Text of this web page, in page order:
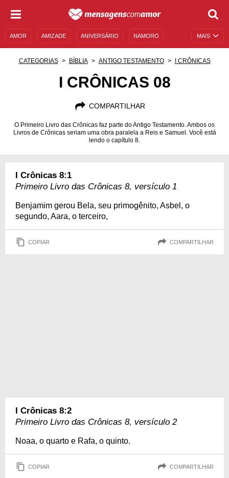
MAIS
AMOR AMIZADE ANIVERSÁRIO NAMORO
AUTOAJUDA
CATEGORIAS BÍBLIA ANTIGO TESTAMENTO I CRÔNICAS
I CRÔNICAS 08
COMPARTILHAR
O Primeiro Livro das Crônicas faz parte do Antigo Testamento. Ambos os
Livros de Crônicas seriam uma obra paralela a Reis e Samuel. Você está
lendo o capítulo 8.
I Crônicas 8:1
Primeiro Livro das Crônicas 8, versículo 1
Benjamim gerou Bela, seu primogênito, Asbel, o
segundo, Aara, o terceiro,
COPIAR COMPARTILHAR
I Crônicas 8:2
Primeiro Livro das Crônicas 8, versículo 2
Noaa, o quarto e Rafa, o quinto.
COPIAR COMPARTILHAR